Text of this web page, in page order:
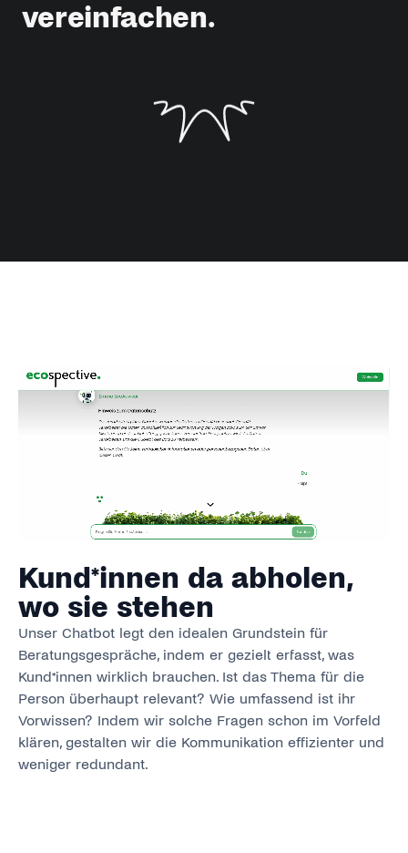
vereinfachen.
Kund*innen da abholen,
wo sie stehen
Unser Chatbot legt den idealen Grundstein für
Beratungsgespräche, indem er gezielt erfasst, was
Kund*innen wirklich brauchen. Ist das Thema für die
Person überhaupt relevant? Wie umfassend ist ihr
Vorwissen? Indem wir solche Fragen schon im Vorfeld
klären, gestalten wir die Kommunikation effizienter und
weniger redundant.